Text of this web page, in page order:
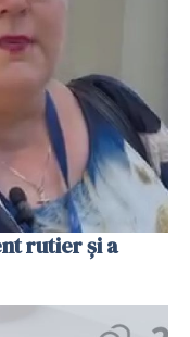
rutier și a